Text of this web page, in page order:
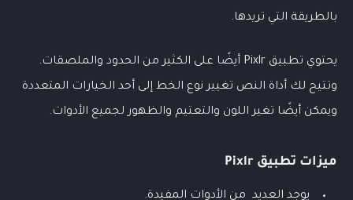
بالطريقة التي تريدها.
يحتوي تطبيق Pixlr أيضًا على الكثير من الحدود والملصقات.
وتتيح لك أداة النص تغيير نوع الخط إلى أحد الخيارات المتعددة
ويمكن أيضًا تغير اللون والتعتيم والظهور لجميع الأدوات.
ميزات تطبيق Pixlr
يوجد العديد من الأدوات المفيدة.